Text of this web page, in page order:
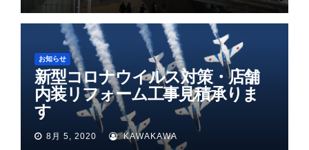
お知らせ
新型コロナウイルス対策・店舗
内装リフォーム工事見積承りま
す
8月 5, 2020 KAWAKAWA